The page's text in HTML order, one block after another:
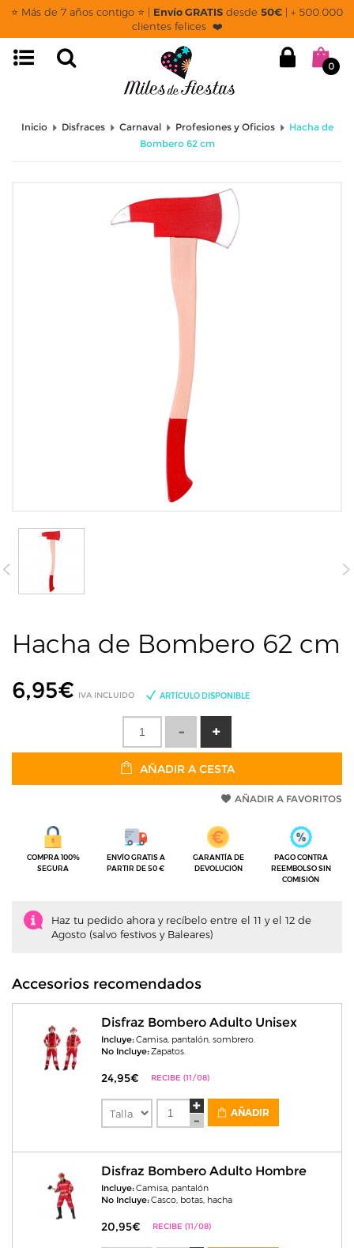
⭐ Más de 7 años contigo ⭐ | Envío GRATIS desde 50€ | + 500.000
clientes felices ❤️
0
Inicio Disfraces Carnaval Profesiones y Oficios
Hacha de
Bombero 62 cm
Hacha de Bombero 62 cm
6,95€ IVA INCLUIDO ARTÍCULO DISPONIBLE
AÑADIR A CESTA
AÑADIR A FAVORITOS
COMPRA 100%
SEGURA
ENVÍO GRATIS A
PARTIR DE 50 €
GARANTÍA DE
DEVOLUCIÓN
PAGO CONTRA
REEMBOLSO SIN
COMISIÓN
Haz tu pedido ahora y recíbelo entre el 11 y el 12 de
Agosto (salvo festivos y Baleares)
Accesorios recomendados
Disfraz Bombero Adulto Unisex
Incluye:Camisa, pantalón, sombrero.
No Incluye:Zapatos.
24,95€ RECIBE (11/08)
AÑADIR
Disfraz Bombero Adulto Hombre
Incluye:Camisa, pantalón
No Incluye:Casco, botas, hacha
20,95€ RECIBE (11/08)